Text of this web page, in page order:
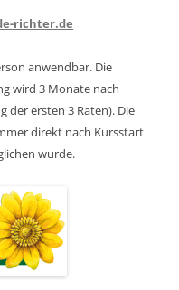
richter.de
anwendbar. Die
wird 3 Monate nach
der ersten 3 Raten). Die
direkt nach Kursstart
wurde.